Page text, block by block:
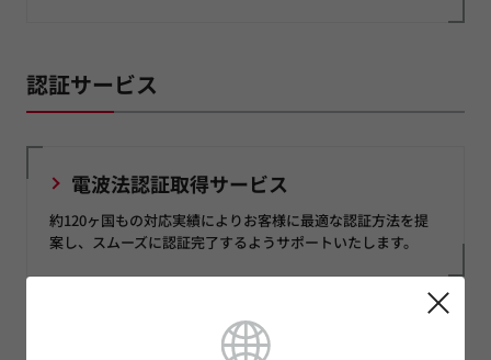
認証サービス
電波法認証取得サービス
約120ヶ国もの対応実績によりお客様に最適な認証方法を提
案し、スムーズに認証完了するようサポートいたします。